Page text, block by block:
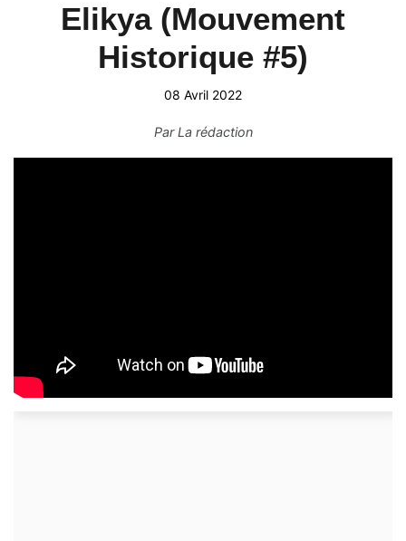
Elikya (Mouvement
Historique #5)
08 Avril 2022
ParLa rédaction